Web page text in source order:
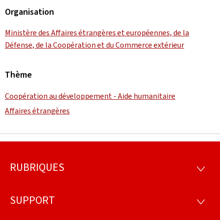
Organisation
Ministère des Affaires étrangères et européennes, de la
Défense, de la Coopération et du Commerce extérieur
Thème
Coopération au développement - Aide humanitaire
Affaires étrangères
Pied
page
RUBRIQUES
SUPPORT